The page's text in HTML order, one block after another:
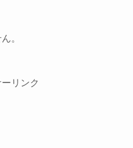
。
リンク